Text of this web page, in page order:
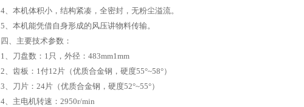
4、本机体积小，结构紧凑，全密封，无粉尘溢流。
5、本机能凭借自身形成的风压讲物料传输。
四、主要技术参数：
1、刀盘数：1只，外径：483mm1mm
2、齿板：1付12片（优质合金钢，硬度55°~58°）
3、刀片：24片（优质合金钢，硬度52°~55°）
4、主电机转速：2950r/min